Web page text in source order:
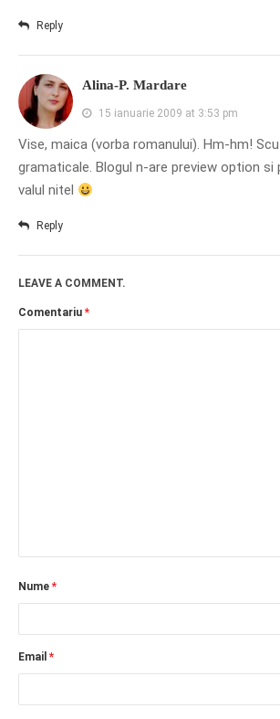
Reply
Alina-P. Mardare
15 ianuarie 2009 at 3:53 pm
Vise, maica (vorba romanului). Hm-hm!
gramaticale. Blogul n-are preview option si
valul nitel
Reply
LEAVE A COMMENT.
Comentariu *
Nume *
Email *